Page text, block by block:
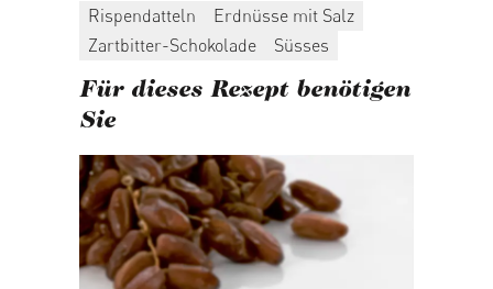
Rispendatteln
Erdnüsse mit Salz
Zartbitter-Schokolade
Süsses
Für dieses Rezept benötigen
Sie